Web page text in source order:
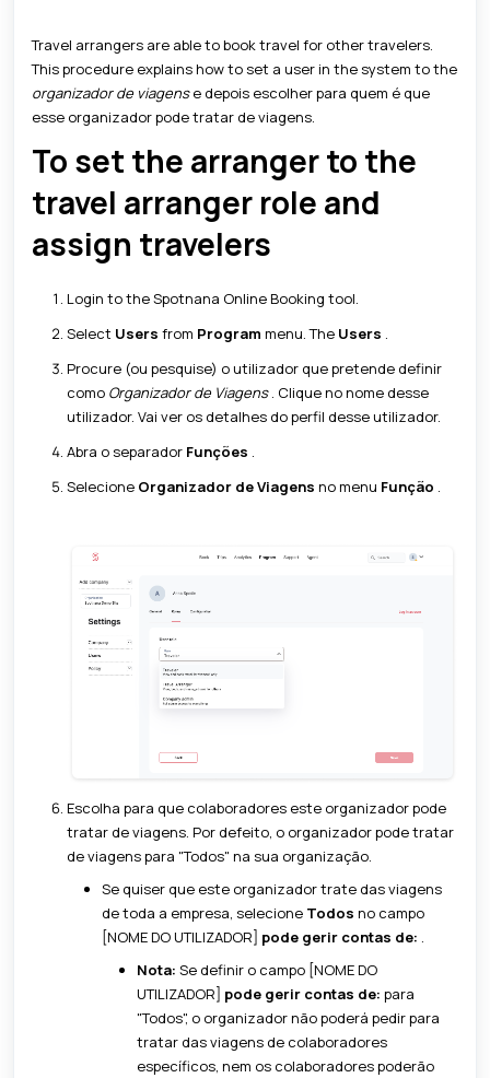
Travel arrangers are able to book travel for other travelers.
This procedure explains how to set a user in the system to the
organizador de viagense depois escolher para quem é que
esse organizador pode tratar de viagens.
To set the arranger to the
travel arranger role and
assign travelers
Login to the Spotnana Online Booking tool.
Select Users from Program menu. The Users .
Procure (ou pesquise) o utilizador que pretende definir
como Organizador de Viagens. Clique no nome desse
utilizador. Vai ver os detalhes do perfil desse utilizador.
Abra o separador Funções .
Selecione Organizador de Viagens no menu Função .
Escolha para que colaboradores este organizador pode
tratar de viagens. Por defeito, o organizador pode tratar
de viagens para "Todos" na sua organização.
Se quiser que este organizador trate das viagens
de toda a empresa, selecione Todos no campo
[NOME DO UTILIZADOR] pode gerir contas de: .
Nota: Se definir o campo [NOME DO
UTILIZADOR] pode gerir contas de: para
"Todos", o organizador não poderá pedir para
tratar das viagens de colaboradores
específicos, nem os colaboradores poderão